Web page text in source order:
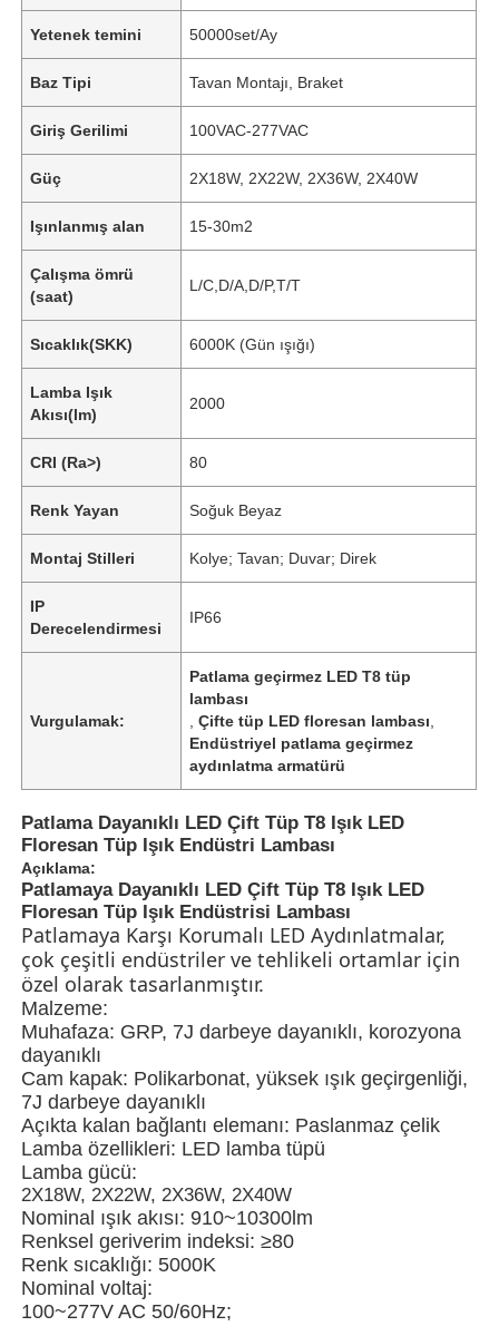
Ana sayfa
Ürünler
Hakkımızda
Fabrika turu
Yetenek temini 50000set/Ay
Baz Tipi Tavan Montajı, Braket
Giriş Gerilimi 100VAC-277VAC
Güç 2X18W, 2X22W, 2X36W, 2X40W
Işınlanmış alan 15-30m2
Çalışma ömrü
(saat)
L/C,D/A,D/P,T/T
Sıcaklık(SKK) 6000K (Gün ışığı)
Lamba Işık
Akısı(lm)
2000
CRI (Ra>) 80
Renk Yayan Soğuk Beyaz
Montaj Stilleri Kolye; Tavan; Duvar; Direk
IP
Derecelendirmesi
IP66
Vurgulamak:
Patlama geçirmez LED T8 tüp
lambası
,Çifte tüp LED floresan lambası
Endüstriyel patlama geçirmez
aydınlatma armatürü
Patlama Dayanıklı LED Çift Tüp T8 Işık LED
Floresan Tüp Işık Endüstri Lambası
Açıklama:
Patlamaya Dayanıklı LED Çift Tüp T8 Işık LED
Floresan Tüp Işık Endüstrisi Lambası
Patlamaya Karşı Korumalı LED Aydınlatmalar,
çok çeşitli endüstriler ve tehlikeli ortamlar için
özel olarak tasarlanmıştır.
Malzeme:
Muhafaza: GRP, 7J darbeye dayanıklı, korozyona
dayanıklı
Cam kapak: Polikarbonat, yüksek ışık geçirgenliği,
7J darbeye dayanıklı
Açıkta kalan bağlantı elemanı: Paslanmaz çelik
Lamba özellikleri: LED lamba tüpü
Lamba gücü:
2X18W, 2X22W, 2X36W, 2X40W
Nominal ışık akısı: 910~10300lm
Renksel geriverim indeksi: ≥80
Renk sıcaklığı: 5000K
Nominal voltaj:
100~277V AC 50/60Hz;